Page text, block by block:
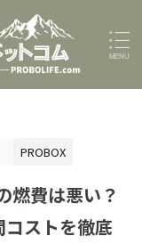
PROBOX
燃費は悪い？
ストを徹底